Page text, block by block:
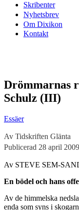
Skribenter
Nyhetsbrev
Om Dixikon
Kontakt
Drömmarnas
Schulz (III)
Essäer
Av Tidskriften Glänta
Publicerad 28 april 2009
Av STEVE SEM-
En bödel och hans
Av de himmelska
enda som syns i